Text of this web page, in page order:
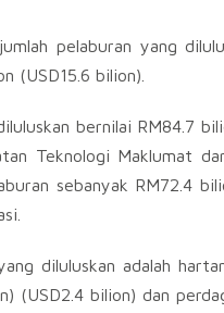
pelaburan yang
(USD15.6 bilion).
bernilai RM84.7
Teknologi Maklumat
sebanyak RM72.4
diluluskan adalah
(USD2.4 bilion) dan